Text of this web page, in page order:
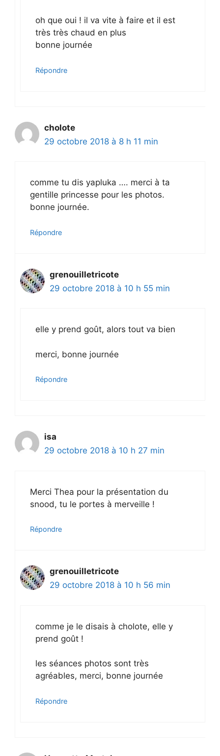
oh que oui ! il va vite à faire et il est
très très chaud en plus
bonne journée
Répondre
cholote
29 octobre 2018 à 8 h 11 min
comme tu dis yapluka …. merci à ta
gentille princesse pour les photos.
bonne journée.
Répondre
grenouilletricote
29 octobre 2018 à 10 h 55 min
elle y prend goût, alors tout va bien
merci, bonne journée
Répondre
isa
29 octobre 2018 à 10 h 27 min
Merci Thea pour la présentation du
snood, tu le portes à merveille !
Répondre
grenouilletricote
29 octobre 2018 à 10 h 56 min
comme je le disais à cholote, elle y
prend goût !
les séances photos sont très
agréables, merci, bonne journée
Répondre